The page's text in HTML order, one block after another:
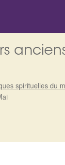
spirituelles du